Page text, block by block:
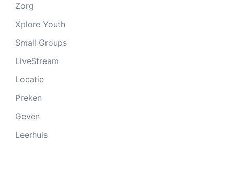
Zorg
Xplore Youth
Small Groups
LiveStream
Locatie
Preken
Geven
Leerhuis